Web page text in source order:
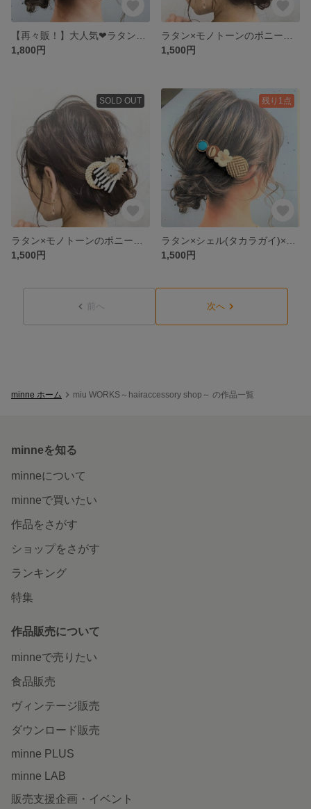
1,800円
1,500円
SOLD OUT
1,500円
残り1点
1,500円
前へ 次へ
minne ホーム miu WORKS～hairaccessory shop～ の作品一覧
minneを知る
minneについて
minneで買いたい
作品をさがす
ショップをさがす
ランキング
特集
作品販売について
minneで売りたい
食品販売
ヴィンテージ販売
ダウンロード販売
minne PLUS
minne LAB
販売支援企画・イベント